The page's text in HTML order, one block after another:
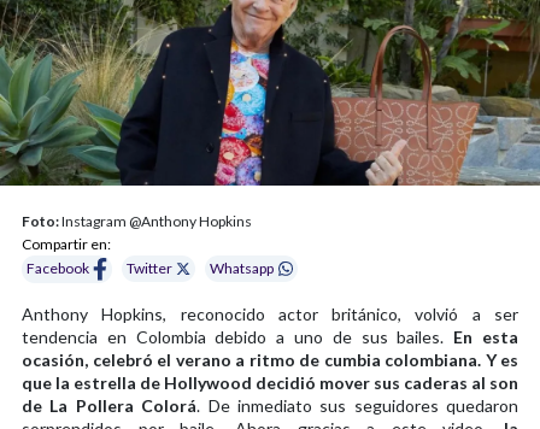
Foto:Instagram @Anthony Hopkins
Compartir en:
Facebook
Twitter Whatsapp
Anthony Hopkins, reconocido actor británico, volvió a ser
tendencia en Colombia debido a uno de sus bailes. En esta
ocasión, celebró el verano a ritmo de cumbia colombiana. Y es
que la estrella de Hollywood decidió mover sus caderas al son
de La Pollera Colorá. De inmediato sus seguidores quedaron